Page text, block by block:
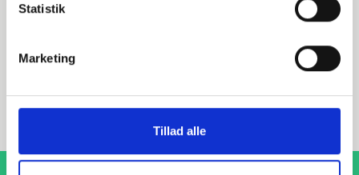
Statistik
Marketing
Tillad alle
EN 1092-1 T:11 B1 PN16
stk. tilgængelig